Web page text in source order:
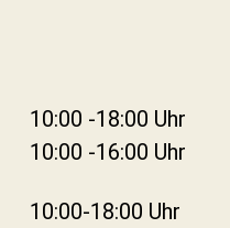
10:00 -18:00 Uhr
10:00 -16:00 Uhr
10:00-18:00 Uhr